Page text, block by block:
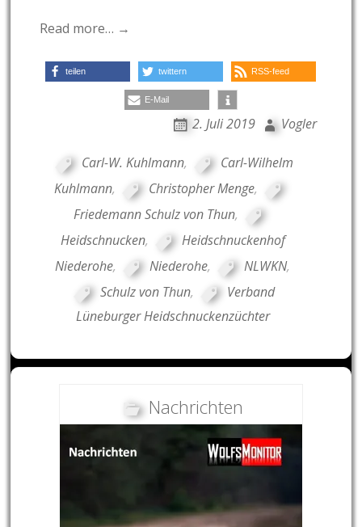
Read more… →
teilen twittern RSS-feed
E-Mail
2. Juli 2019 Vogler
Carl-W. Kuhlmann,
Carl-Wilhelm
Kuhlmann, Christopher Menge,
Friedemann Schulz von Thun,
Heidschnucken,
Heidschnuckenhof
Niederohe, Niederohe, NLWKN,
Schulz von Thun,
Verband
Lüneburger Heidschnuckenzüchter
Nachrichten